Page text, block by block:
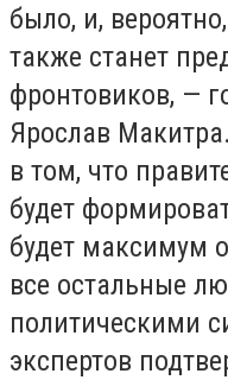
было, и,
также станет
фронтовиков, —
Ярослав
в том, что
будет
будет максимум
все остальные
политическими
экспертов